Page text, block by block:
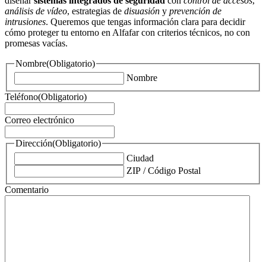
análisis de vídeo, estrategias de disuasión y prevención de
intrusiones. Queremos que tengas información clara para decidir
cómo proteger tu entorno en Alfafar con criterios técnicos, no con
promesas vacías.
Nombre(Obligatorio)
Nombre
Teléfono(Obligatorio)
Correo electrónico
Dirección(Obligatorio)
Ciudad
ZIP / Código Postal
Comentario